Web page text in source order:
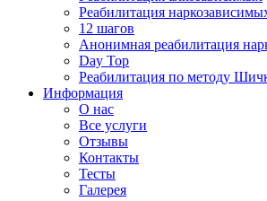
Реабилитация
12 шагов
Анонимная реабилитация
Day Top
Реабилитация по методу
Информация
О нас
Все услуги
Отзывы
Контакты
Тесты
Галерея